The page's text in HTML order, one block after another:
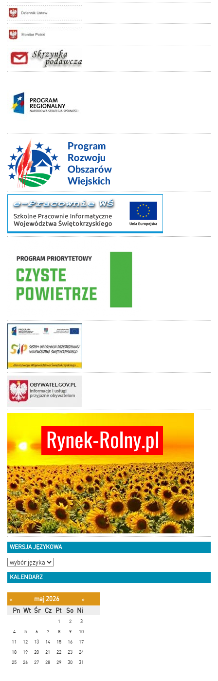
WERSJA JĘZYKOWA
KALENDARZ
« maj 2026
»
Pn Wt Śr Cz Pt So Ni
1 2
3
4
5 6 7 8 9
10
11
12 13 14 15 16
17
18
19 20 21 22 23
24
25
26 27 28 29 30 31